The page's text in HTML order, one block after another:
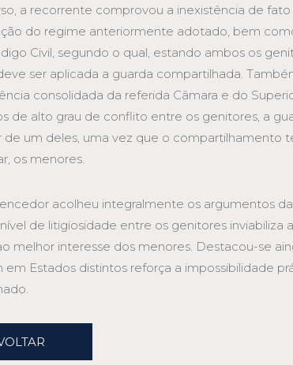
a recorrente comprovou a inexistência de
do regime anteriormente adotado, bem
Civil, segundo o qual, estando ambos os
ser aplicada a guarda compartilhada.
consolidada da referida Câmara e do
de alto grau de conflito entre os genitores, a
de um deles, uma vez que o compartilhamento
os menores.
acolheu integralmente os argumentos
de litigiosidade entre os genitores inviabiliza
melhor interesse dos menores. Destacou-se
em Estados distintos reforça a impossibilidade